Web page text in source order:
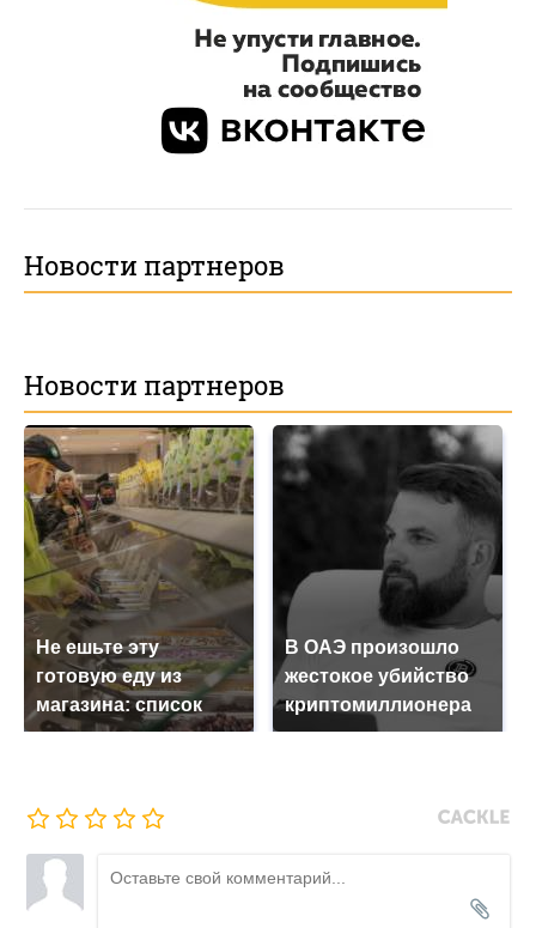
Новости партнеров
Новости партнеров
Не ешьте эту
готовую еду из
магазина: список
В ОАЭ произошло
жестокое убийство
криптомиллионера